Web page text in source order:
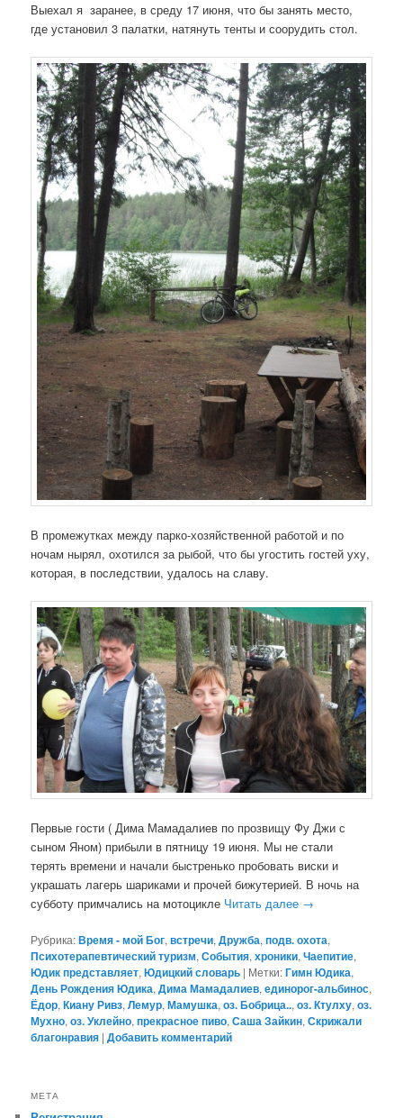
Выехал я заранее, в среду 17 июня, что бы занять место,
где установил 3 палатки, натянуть тенты и соорудить стол.
В промежутках между парко-хозяйственной работой и по
ночам нырял, охотился за рыбой, что бы угостить гостей уху,
которая, в последствии, удалось на славу.
Первые гости ( Дима Мамадалиев по прозвищу Фу Джи с
сыном Яном) прибыли в пятницу 19 июня. Мы не стали
терять времени и начали быстренько пробовать виски и
украшать лагерь шариками и прочей бижутерией. В ночь на
субботу примчались на мотоцикле Читать далее →
Рубрика:Время - мой Бог,встречи,Дружба,подв. охота,
Психотерапевтический туризм,События,хроники,Чаепитие,
Юдик представляет,Юдицкий словарь | Метки:Гимн Юдика,
День Рождения Юдика,Дима Мамадалиев,единорог-альбинос,
Ёдор,Киану Ривз,Лемур,Мамушка,оз. Бобрица..,оз. Ктулху,оз.
Мухно,оз. Уклейно,прекрасное пиво,Саша Зайкин,Скрижали
благонравия |Добавить комментарий
МЕТА